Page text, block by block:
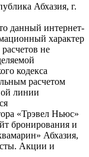
Абхазия, г.
данный интернет-
характер
не
кодекса
расчетом
линии
«Трэвел Ньюс»
бронирования и
Абхазия,
Акции и